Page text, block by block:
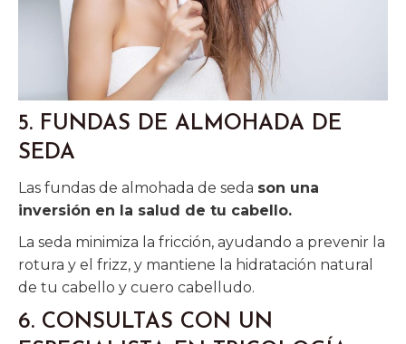
5. FUNDAS DE ALMOHADA DE
SEDA
Las fundas de almohada de seda son una
inversión en la salud de tu cabello.
La seda minimiza la fricción, ayudando a prevenir la
rotura y el frizz, y mantiene la hidratación natural
de tu cabello y cuero cabelludo.
6. CONSULTAS CON UN